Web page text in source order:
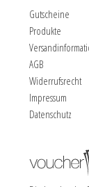
Gutscheine
Produkte
AGB
Widerrufsrecht
Impressum
Datenschutz